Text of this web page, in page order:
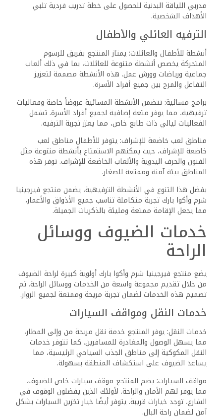
خدمات النقل ومواقف السيارات
خدمات النقل: يوفر المنتجع خدمة نقل مريحة من وإلى المطار،
مما يسهل الوصول والمغادرة للمسافرين. كما تتوفر خدمات
النقل المكوكية إلى مناطق الجذب السياحي الرئيسية، مما
يساعد الضيوف على استكشاف المنطقة بسهولة.
مواقف السيارات: يضم المنتجع موقف سيارات خاص للضيوف،
مما يوفر لهم الأمان والراحة. لأولئك الذين يفضلون الوقوف في
الشارع، توجد خيارات قريبة. يتوفر أيضًا خيار تخزين السيارات بشكل
آمن لضمان راحة البال.
الموظفون وخدمة العملاء
يتميز موظفو المنتجع بمستوى عالٍ من المهنية والود. تم
تدريبهم لتلبية احتياجات الضيوف بكفاءة واهتمام، مما يعزز من
جودة تجربة الإقامة.
يتضمن دعم الضيوف المساعدة في إجراء الحجوزات، وتقديم
التوصيات المحلية، والرد السريع على الاستفسارات. يسعى
الفريق المدرب جيدا إلى تلبية الطلبات الخاصة والتعامل مع أي
مخاوف بسرعة، مما يضمن تجربة ترحيبية ومريحة.
اللغات وإمكانية الوصول
يتمتع الموظفون بمهارات لغوية متعددة تشمل الإنجليزية،
مجموعة متنوعة من الزوار.
يُعطى اهتمام خاص للضيوف ذوي الاحتياجات الخاصة، حيث توفر
المنشأة تسهيلات للوصول إلى الكراسي المتحركة. تم تجهيز
الغرف والمناطق المشتركة لتكون مريحة وسهلة الوصول
الأسئلة الشائعة
ما هي وسائل الراحة المتاحة للعائلات
والأطفال في منتجع فيرجينيا شرم؟
يوفر منتجع فيرجينيا شرم مجموعة من المرافق التي تناسب
العائلات، مثل حمامات سباحة للأطفال، ملاعب، وبرامج أنشطة